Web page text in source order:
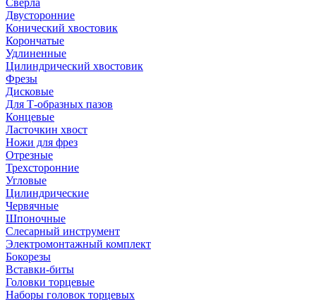
Сверла
Двусторонние
Конический хвостовик
Корончатые
Удлиненные
Цилиндрический хвостовик
Фрезы
Дисковые
Для Т-образных пазов
Концевые
Ласточкин хвост
Ножи для фрез
Отрезные
Трехсторонние
Угловые
Цилиндрические
Червячные
Шпоночные
Слесарный инструмент
Электромонтажный комплект
Бокорезы
Вставки-биты
Головки торцевые
Наборы головок торцевых